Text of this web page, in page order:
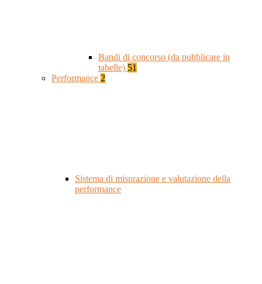
Bandi di concorso (da pubblicare in
tabelle) 51
Performance 2
Sistema di misurazione e valutazione della
performance